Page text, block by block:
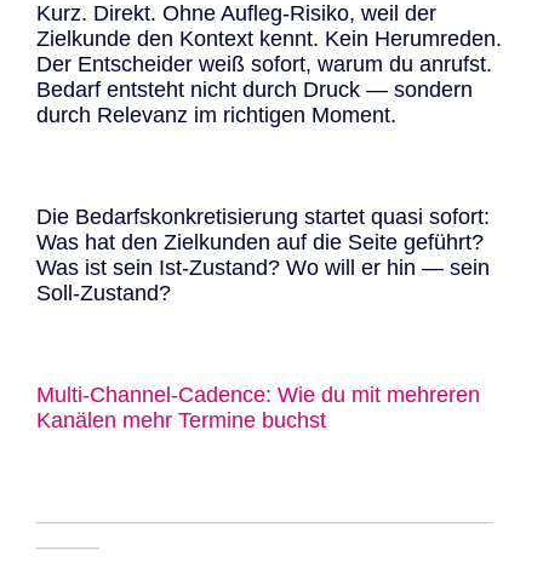
Kurz. Direkt. Ohne Aufleg-Risiko, weil der
Zielkunde den Kontext kennt. Kein Herumreden.
Der Entscheider weiß sofort, warum du anrufst.
Bedarf entsteht nicht durch Druck — sondern
durch Relevanz im richtigen Moment.
Die Bedarfskonkretisierung startet quasi sofort:
Was hat den Zielkunden auf die Seite geführt?
Was ist sein Ist-Zustand? Wo will er hin — sein
Soll-Zustand?
Multi-Channel-Cadence: Wie du mit mehreren
Kanälen mehr Termine buchst
─────────────────────────────
────